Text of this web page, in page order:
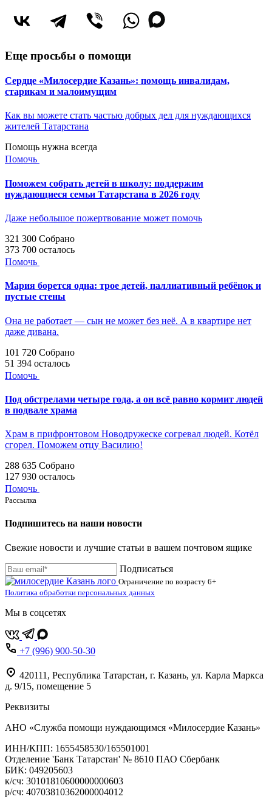
Еще просьбы о помощи
Сердце «Милосердие Казань»: помощь инвалидам,
старикам и малоимущим
Как вы можете стать частью добрых дел для нуждающихся
жителей Татарстана
Помощь нужна всегда
Помочь
Поможем собрать детей в школу: поддержим
нуждающиеся семьи Татарстана в 2026 году
Даже небольшое пожертвование может помочь
321 300 Собрано
373 700 осталось
Помочь
Мария борется одна: трое детей, паллиативный ребёнок и
пустые стены
Она не работает — сын не может без неё. А в квартире нет
даже дивана.
101 720 Собрано
51 394 осталось
Помочь
Под обстрелами четыре года, а он всё равно кормит людей
в подвале храма
Храм в прифронтовом Новодружеске согревал людей. Котёл
сгорел. Поможем отцу Василию!
288 635 Собрано
127 930 осталось
Помочь
Рассылка
Подпишитесь на наши новости
Свежие новости и лучшие статьи в вашем почтовом ящике
Подписаться
Ограничение по возрасту 6+
Политика обработки персональных данных
Мы в соцсетях
+7 (996) 900-50-30
420111 , Республика Татарстан, г. Казань, ул. Карла Маркса
д. 9/15, помещение 5
Реквизиты
АНО «Служба помощи нуждающимся «Милосердие Казань»
‌ИНН/КПП: 1655458530/165501001
Отделение 'Банк Татарстан' № 8610 ПАО Сбербанк
БИК: 049205603
‌к/сч: 30101810600000000603
р/сч: 40703810362000004012